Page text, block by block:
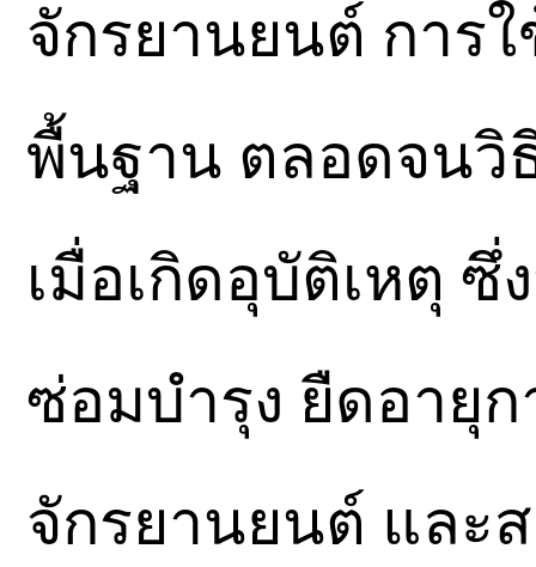
จักรยานยนต์ การ
พื้นฐาน ตลอดจนวิ
เมื่อเกิดอุบัติเหตุ
ซ่อมบำรุง ยืดอายุ
จักรยานยนต์ และ